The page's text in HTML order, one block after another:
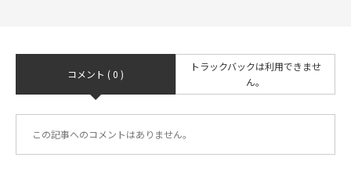
コメント ( 0 )
トラックバックは利用できませ
ん。
この記事へのコメントはありません。